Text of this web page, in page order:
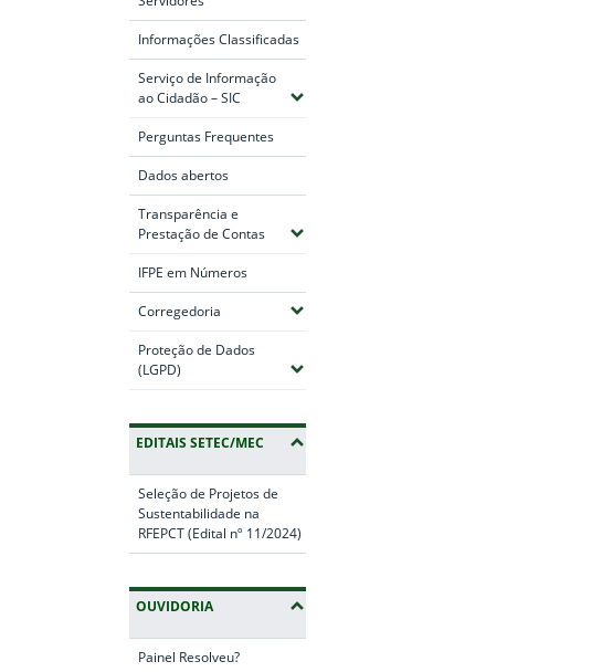
Informações Classificadas
Serviço de Informação
ao Cidadão – SIC (Expandir submenus)
Perguntas Frequentes
Dados abertos
Transparência e
Prestação de Contas(Expandir submenus)
IFPE em Números
Corregedoria (Expandir submenus)
Proteção de Dados
(LGPD) (Expandir submenus)
EDITAIS SETEC/MEC
Seleção de Projetos de
Sustentabilidade na
RFEPCT (Edital nº 11/2024)
OUVIDORIA
Painel Resolveu?